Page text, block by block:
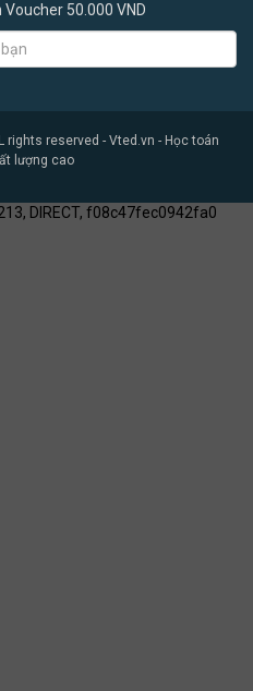
50.000 VND
rights reserved - Vted.vn - Học toán
lượng cao
DIRECT, f08c47fec0942fa0